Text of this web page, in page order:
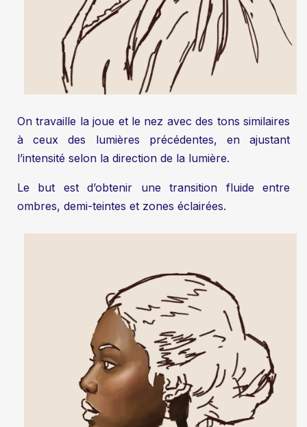
On travaille la joue et le nez avec des tons similaires
à ceux des lumières précédentes, en ajustant
l’intensité selon la direction de la lumière.
Le but est d’obtenir une transition fluide entre
ombres, demi-teintes et zones éclairées.